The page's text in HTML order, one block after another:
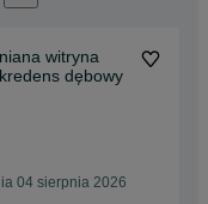
witryna
dębowy
04 sierpnia 2026